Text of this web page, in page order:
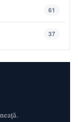
61
37